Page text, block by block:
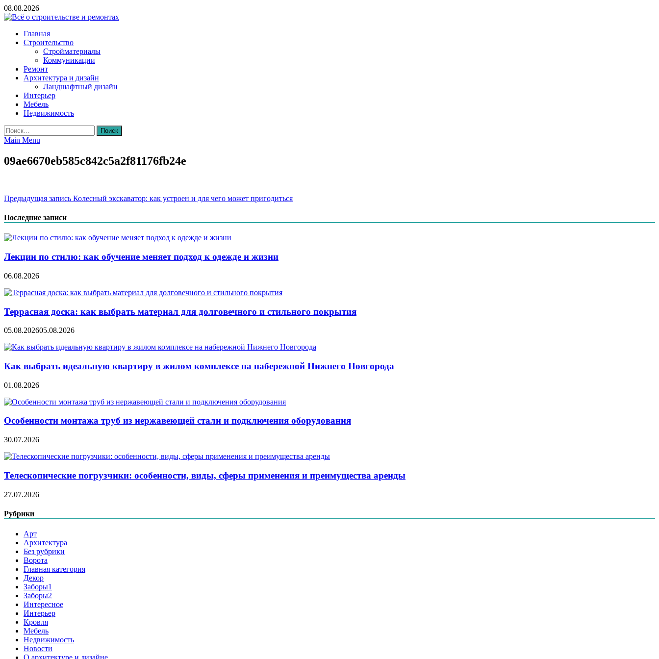
Skip
to
08.08.2026
Всё о строительстве и ремонтах
Главная
Строительство
Стройматериалы
Коммуникации
Ремонт
Архитектура и дизайн
Ландшафтный дизайн
Интерьер
Мебель
Недвижимость
Найти:
Main Menu
09ae6670eb585c842c5a2f81176fb24e
Навигация
по
записям
Предыдущая запись Колесный экскаватор: как устроен и для чего может пригодиться
Последние записи
Лекции по стилю: как обучение меняет подход к одежде и жизни
06.08.2026
Террасная доска: как выбрать материал для долговечного и стильного покрытия
05.08.202605.08.2026
Как выбрать идеальную квартиру в жилом комплексе на набережной Нижнего Новгорода
01.08.2026
Особенности монтажа труб из нержавеющей стали и подключения оборудования
30.07.2026
Телескопические погрузчики: особенности, виды, сферы применения и преимущества аренды
27.07.2026
Рубрики
Арт
Архитектура
Без рубрики
Ворота
Главная категория
Декор
Заборы1
Заборы2
Интересное
Интерьер
Кровля
Мебель
Недвижимость
Новости
О архитектуре и дизайне